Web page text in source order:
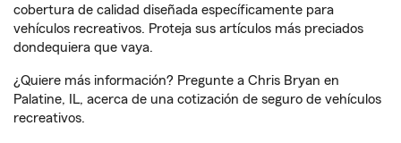
cobertura de calidad diseñada específicamente para
vehículos recreativos. Proteja sus artículos más preciados
dondequiera que vaya.
¿Quiere más información? Pregunte a Chris Bryan en
Palatine, IL, acerca de una cotización de seguro de vehículos
recreativos.